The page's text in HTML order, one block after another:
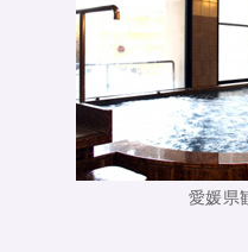
愛媛県